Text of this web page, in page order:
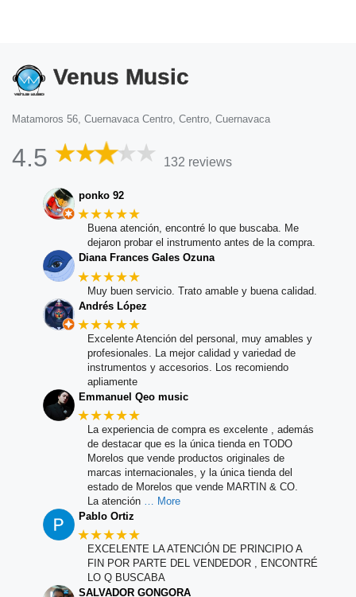
Venus Music
Matamoros 56, Cuernavaca Centro, Centro, Cuernavaca
4.5 132 reviews
ponko 92
★★★★★
Buena atención, encontré lo que buscaba. Me
dejaron probar el instrumento antes de la compra.
Diana Frances Gales Ozuna
★★★★★
Muy buen servicio. Trato amable y buena calidad.
Andrés López
★★★★★
Excelente Atención del personal, muy amables y
profesionales. La mejor calidad y variedad de
instrumentos y accesorios. Los recomiendo
apliamente
Emmanuel Qeo music
★★★★★
La experiencia de compra es excelente , además
de destacar que es la única tienda en TODO
Morelos que vende productos originales de
marcas internacionales, y la única tienda del
estado de Morelos que vende MARTIN & CO.
La atención
… More
Pablo Ortiz
★★★★★
EXCELENTE LA ATENCIÓN DE PRINCIPIO A
FIN POR PARTE DEL VENDEDOR , ENCONTRÉ
LO Q BUSCABA
SALVADOR GONGORA